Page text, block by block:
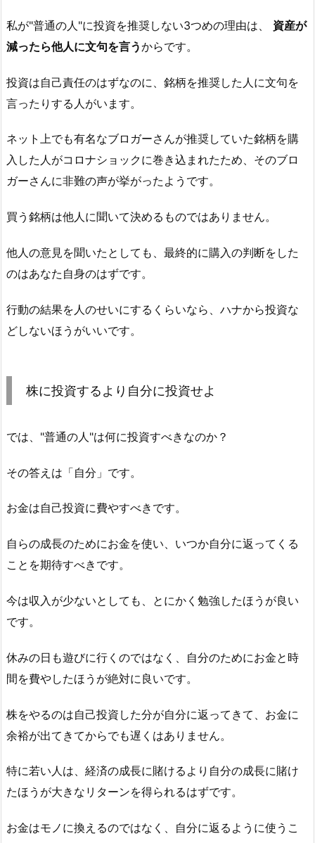
私が"普通の人"に投資を推奨しない3つめの理由は、 資産が
減ったら他人に文句を言うからです。
投資は自己責任のはずなのに、銘柄を推奨した人に文句を
言ったりする人がいます。
ネット上でも有名なブロガーさんが推奨していた銘柄を購
入した人がコロナショックに巻き込まれたため、そのブロ
ガーさんに非難の声が挙がったようです。
買う銘柄は他人に聞いて決めるものではありません。
他人の意見を聞いたとしても、最終的に購入の判断をした
のはあなた自身のはずです。
行動の結果を人のせいにするくらいなら、ハナから投資な
どしないほうがいいです。
株に投資するより自分に投資せよ
では、"普通の人"は何に投資すべきなのか？
その答えは「自分」です。
お金は自己投資に費やすべきです。
自らの成長のためにお金を使い、いつか自分に返ってくる
ことを期待すべきです。
今は収入が少ないとしても、とにかく勉強したほうが良い
です。
休みの日も遊びに行くのではなく、自分のためにお金と時
間を費やしたほうが絶対に良いです。
株をやるのは自己投資した分が自分に返ってきて、お金に
余裕が出てきてからでも遅くはありません。
特に若い人は、経済の成長に賭けるより自分の成長に賭け
たほうが大きなリターンを得られるはずです。
お金はモノに換えるのではなく、自分に返るように使うこ